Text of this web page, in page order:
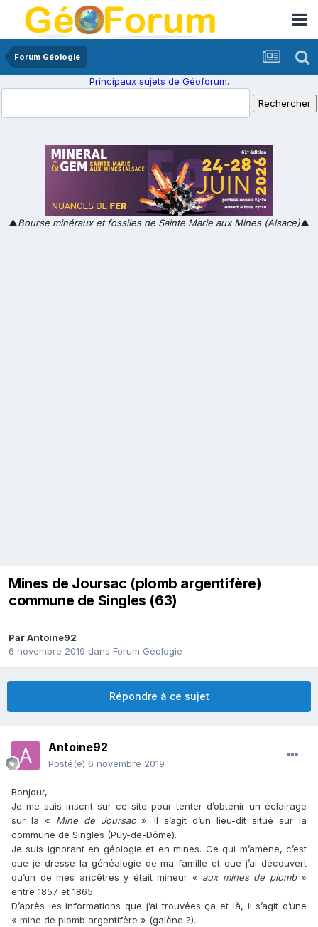
Forum Géologie
Principaux sujets de Géoforum.
▲Bourse minéraux et fossiles de Sainte Marie aux Mines (Alsace)▲
Mines de Joursac (plomb argentifère)
commune de Singles (63)
ParAntoine92
6 novembre 2019 dans Forum Géologie
Répondre à ce sujet
Antoine92
Posté(e) 6 novembre 2019
Bonjour,
Je me suis inscrit sur ce site pour tenter d’obtenir un éclairage
sur la « Mine de Joursac». Il s’agit d’un lieu-dit situé sur la
commune de Singles (Puy-de-Dôme).
Je suis ignorant en géologie et en mines. Ce qui m’amène, c’est
que je dresse la généalogie de ma famille et que j’ai découvert
qu’un de mes ancêtres y était mineur « aux mines de plomb»
entre 1857 et 1865.
D’après les informations que j’ai trouvées ça et là, il s’agit d’une
« mine de plomb argentifère » (galène ?).